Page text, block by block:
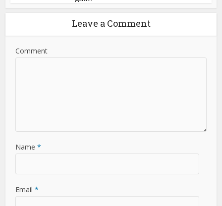
Leave a Comment
Comment
Name *
Email *